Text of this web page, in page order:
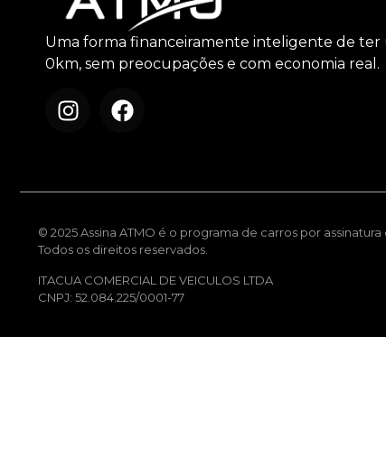
Uma forma financeiramente inteligente de ter
0km, sem preocupações e com economia real.
© 2025 Assina ATMO é o programa de carros por
Todos os direitos reservados.
ITACUA COMERCIAL DE VEICULOS LTDA
CNPJ: 52.084.225/0001-77